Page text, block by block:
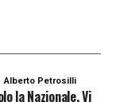
Alberto Petrosilli
la Nazionale. Vi